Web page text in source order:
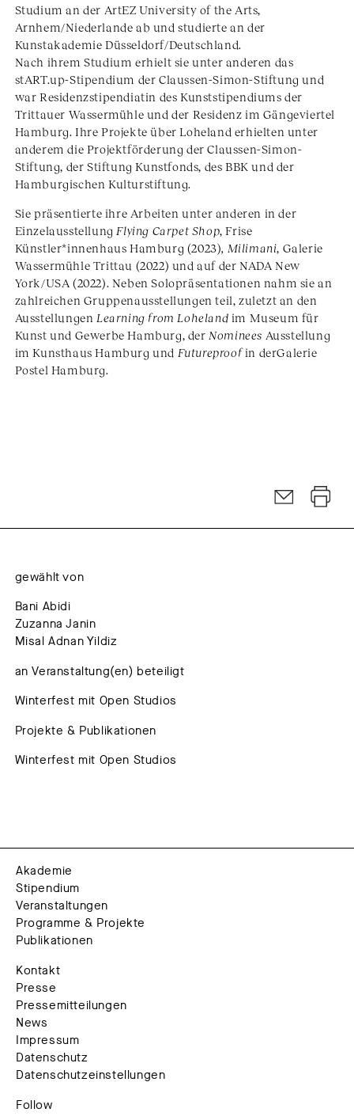
Studium an der ArtEZ University of the Arts,
Arnhem/Niederlande ab und studierte an der
Kunstakademie Düsseldorf/Deutschland.
Nach ihrem Studium erhielt sie unter anderen das
stART.up-Stipendium der Claussen-Simon-Stiftung und
war Residenzstipendiatin des Kunststipendiums der
Trittauer Wassermühle und der Residenz im Gängeviertel
Hamburg. Ihre Projekte über Loheland erhielten unter
anderem die Projektförderung der Claussen-Simon-
Stiftung, der Stiftung Kunstfonds, des BBK und der
Hamburgischen Kulturstiftung.
Sie präsentierte ihre Arbeiten unter anderen in der
Einzelausstellung Flying Carpet Shop, Frise
Künstler*innenhaus Hamburg (2023), Milimani, Galerie
Wassermühle Trittau (2022) und auf der NADA New
York/USA (2022). Neben Solopräsentationen nahm sie an
zahlreichen Gruppenausstellungen teil, zuletzt an den
Ausstellungen Learning from Loheland im Museum für
Kunst und Gewerbe Hamburg, der Nominees Ausstellung
im Kunsthaus Hamburg und Futureproofin derGalerie
Postel Hamburg.
gewählt von
Bani Abidi
Zuzanna Janin
Misal Adnan Yildiz
an Veranstaltung(en) beteiligt
Winterfest mit Open Studios
Projekte & Publikationen
Winterfest mit Open Studios
Akademie
Stipendium
Veranstaltungen
Programme & Projekte
Publikationen
Kontakt
Presse
Pressemitteilungen
News
Impressum
Datenschutz
Datenschutzeinstellungen
Follow